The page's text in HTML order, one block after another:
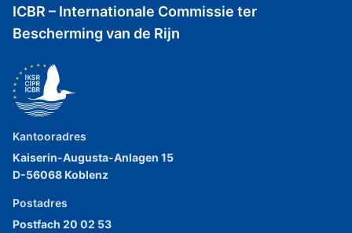
ICBR – Internationale Commissie ter
Bescherming van de Rijn
Kantooradres
Kaiserin-Augusta-Anlagen 15
D-56068 Koblenz
Postadres
Postfach 20 02 53